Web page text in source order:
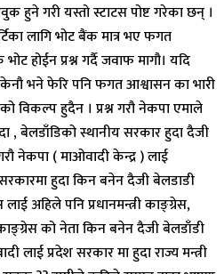
हुने गरी यस्तो स्टाटस पोष्ट गरेका छन् ।
लागि भोट बैंक मात्र भए फगत
होईन प्रश्न गर्दै जवाफ मागौ। यदि
भने फेरि पनि फगत आश्वासन का भारी
विकल्प हुदैन । प्रश्न गरौ नेकपा एमाले
, बेलडाँडिको स्थानीय सरकार हुदा दैजी
नेकपा ( माओवादी केन्द्र ) लाई
सरकारमा हुदा किन बनेन दैजी बेलडाडी
अहिले पनि प्रधानमन्त्री काङ्ग्रेस,
को नेता किन बनेन दैजी बेलडाँडी
लाई प्रदेश सरकार मा हुदा राज्य मन्त्री